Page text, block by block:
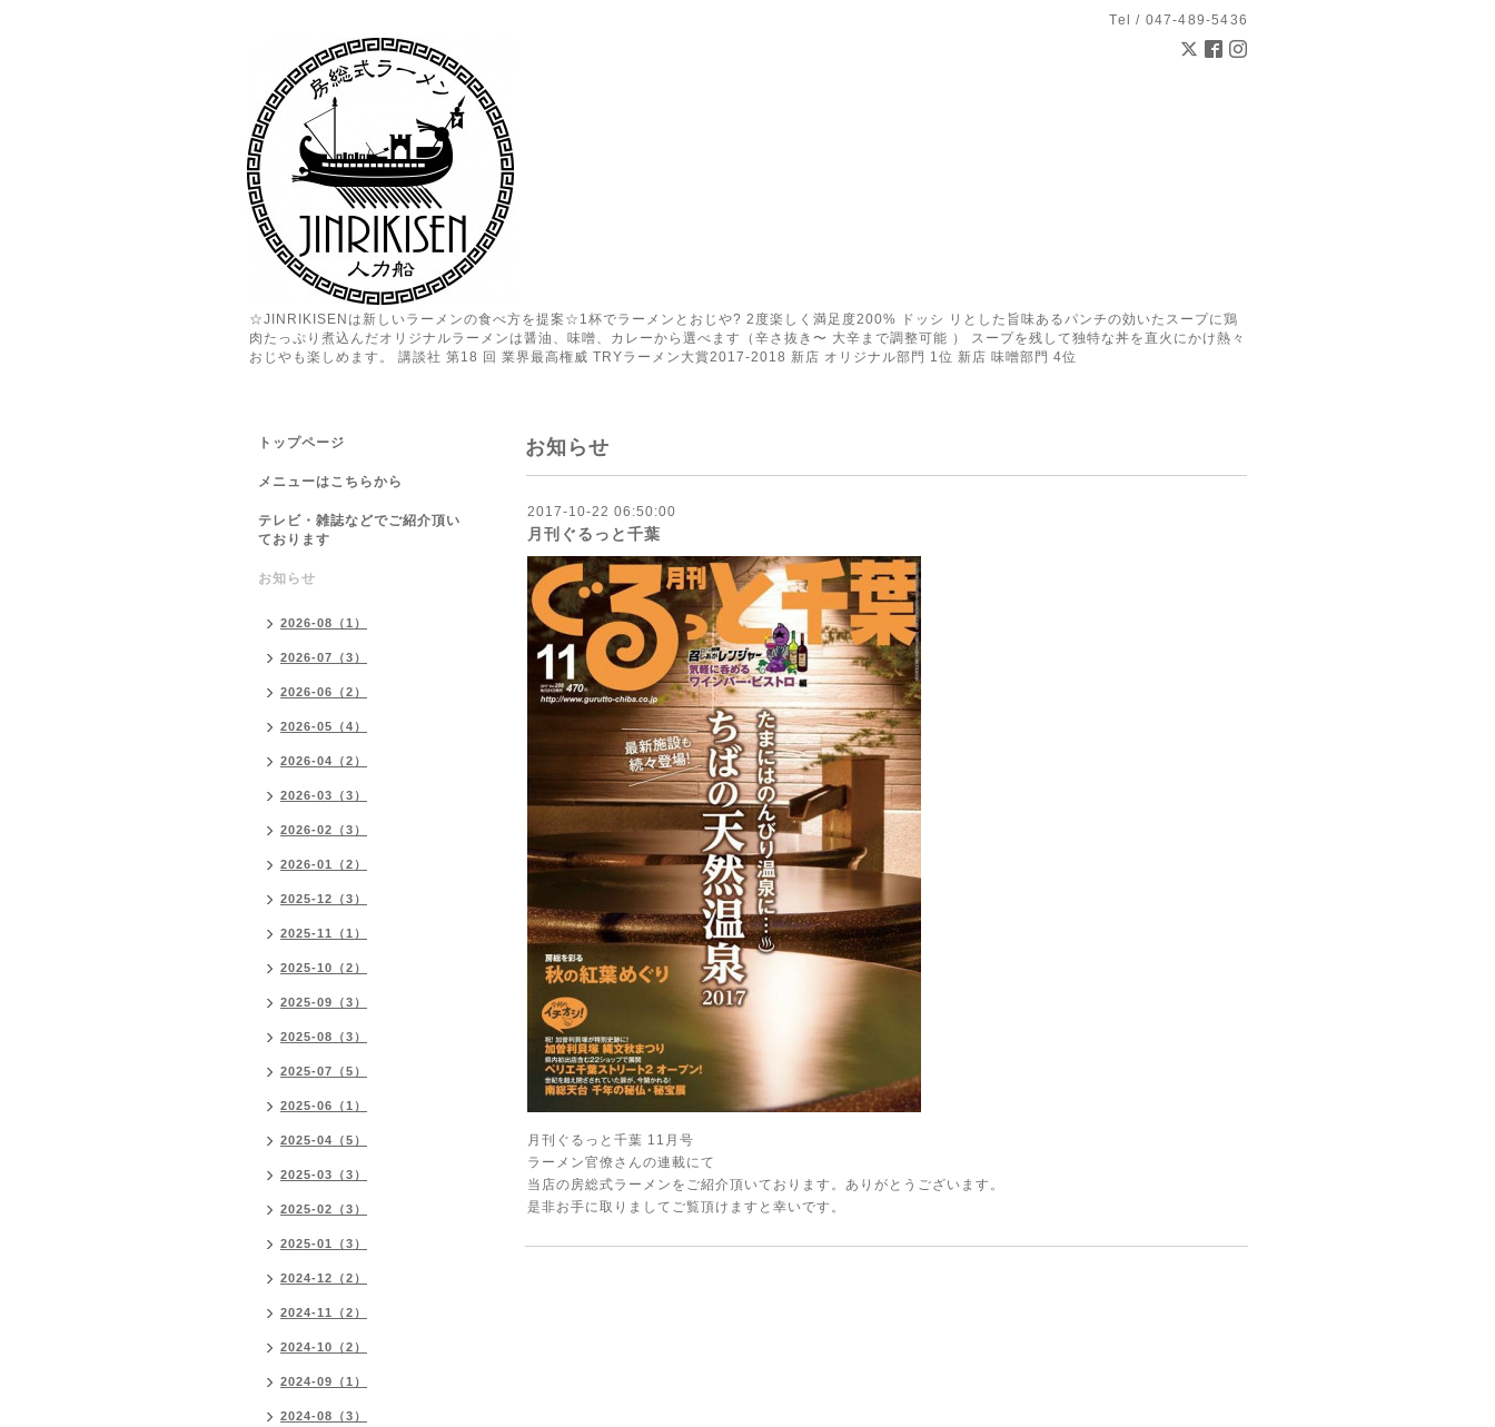
Tel / 047-489-5436
☆JINRIKISENは新しいラーメンの食べ方を提案☆1杯でラーメンとおじや? 2度楽しく満足度200% ドッシ リとした旨味あるパンチの効いたスープに鶏
肉たっぷり煮込んだオリジナルラーメンは醤油、味噌、カレーから選べます（辛さ抜き〜 大辛まで調整可能 ） スープを残して独特な丼を直火にかけ熱々
おじやも楽しめます。 講談社 第18 回 業界最高権威 TRYラーメン大賞2017-2018 新店 オリジナル部門 1位 新店 味噌部門 4位
お知らせ
2017-10-22 06:50:00
月刊ぐるっと千葉
月刊ぐるっと千葉 11月号
ラーメン官僚さんの連載にて
当店の房総式ラーメンをご紹介頂いております。ありがとうございます。
是非お手に取りましてご覧頂けますと幸いです。
トップページ
メニューはこちらから
テレビ・雑誌などでご紹介頂い
ております
お知らせ
2026-08（1）
2026-07（3）
2026-06（2）
2026-05（4）
2026-04（2）
2026-03（3）
2026-02（3）
2026-01（2）
2025-12（3）
2025-11（1）
2025-10（2）
2025-09（3）
2025-08（3）
2025-07（5）
2025-06（1）
2025-04（5）
2025-03（3）
2025-02（3）
2025-01（3）
2024-12（2）
2024-11（2）
2024-10（2）
2024-09（1）
2024-08（3）